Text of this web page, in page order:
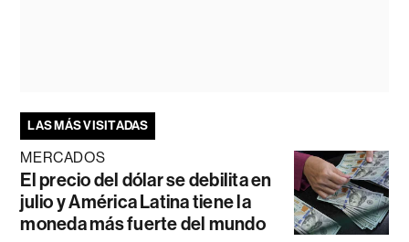
LAS MÁS VISITADAS
MERCADOS
El precio del dólar se debilita en
julio y América Latina tiene la
moneda más fuerte del mundo